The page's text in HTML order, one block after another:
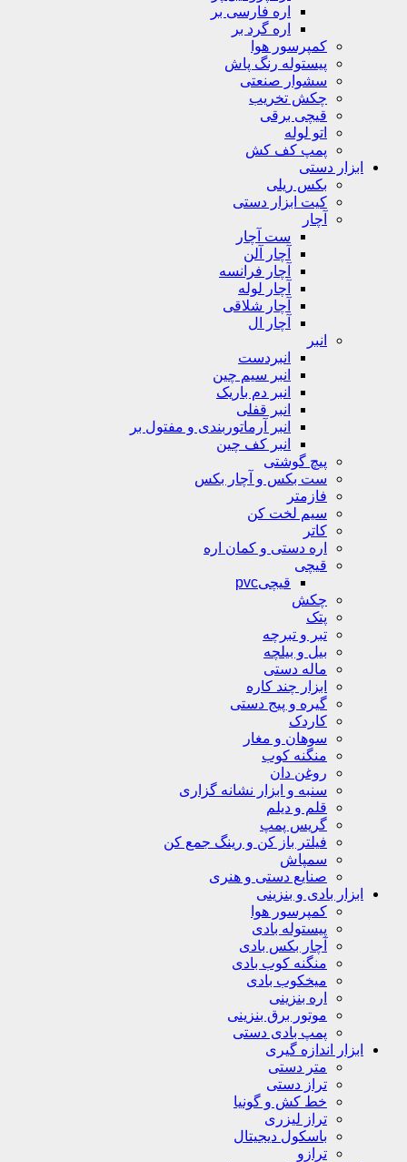
اره فارسی بر
اره گرد بر
کمپرسور هوا
پیستوله رنگ پاش
سشوار صنعتی
چکش تخریب
قیچی برقی
اتو لوله
پمپ کف کش
ابزار دستی
بکس ریلی
کیت ابزار دستی
آچار
ست آچار
آچار آلن
آچار فرانسه
آچار لوله
آچار شلاقی
آچار ال
انبر
انبردست
انبر سیم چین
انبر دم باریک
انبر قفلی
انبر آرماتوربندی و مفتول بر
انبر کف چین
پیچ گوشتی
ست بکس و آچار بکس
فازمتر
سیم لخت کن
کاتر
اره دستی و کمان اره
قیچی
قیچیpvc
چکش
پتک
تبر و تبرچه
بیل و بیلچه
ماله دستی
ابزار چند کاره
گیره و پیج دستی
کاردک
سوهان و مغار
منگنه کوب
روغن دان
سنبه و ابزار نشانه گزاری
قلم و دیلم
گریس پمپ
فیلتر باز کن و رینگ جمع کن
سمپاش
صنایع دستی و هنری
ابزار بادی و بنزینی
کمپرسور هوا
پیستوله بادی
آچار بکس بادی
منگنه کوب بادی
میخکوب بادی
اره بنزینی
موتور برق بنزینی
پمپ بادی دستی
ابزار اندازه گیری
متر دستی
تراز دستی
خط کش و گونیا
تراز لیزری
باسکول دیجیتال
ترازو